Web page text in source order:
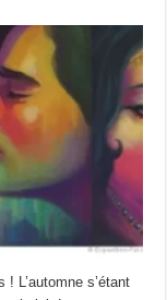
L’automne s’étant